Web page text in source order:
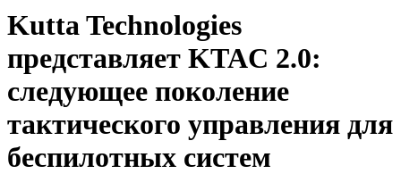
Kutta Technologies
представляет KTAC 2.0:
следующее поколение
тактического управления для
беспилотных систем